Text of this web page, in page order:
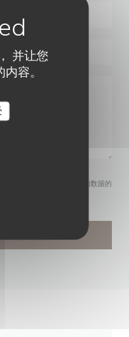
并让您
容。
更多关于我们如何处理您的数据的